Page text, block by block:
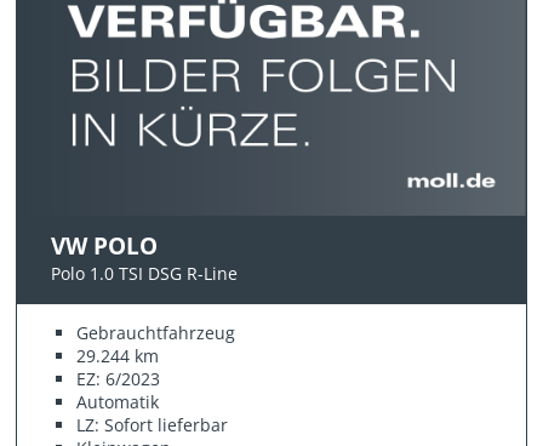
VW POLO
Polo 1.0 TSI DSG R-Line
Gebrauchtfahrzeug
29.244 km
EZ: 6/2023
Automatik
LZ: Sofort lieferbar